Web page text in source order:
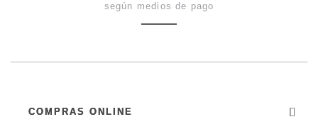
según medios de pago
COMPRAS ONLINE